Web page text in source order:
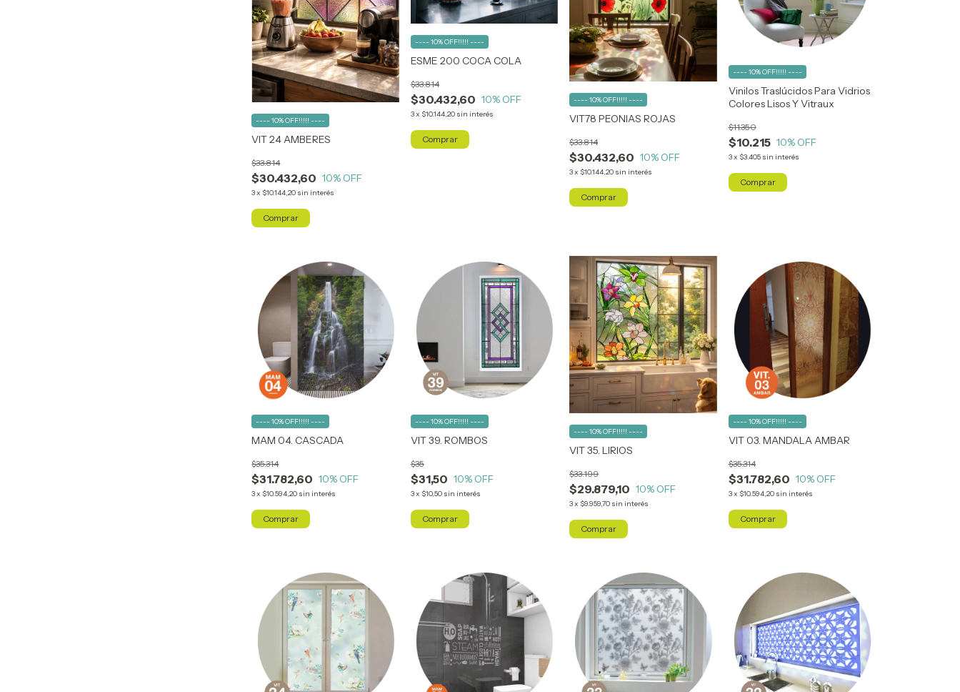
VIT 24 AMBERES
$30.432,60
$33.814
10% OFF
3x $10.144,20 sin interés
---- 10% OFF!!!!! ----
Comprar
ESME 200 COCA COLA
$30.432,60
$33.814
10% OFF
3x $10.144,20 sin interés
---- 10% OFF!!!!! ----
Comprar
VIT78 PEONIAS ROJAS
$30.432,60
$33.814
10% OFF
3x $10.144,20 sin interés
---- 10% OFF!!!!! ----
Comprar
Vinilos Traslúcidos Para Vidrios
Colores Lisos Y Vitraux
$10.215
$11.350
10% OFF
3x $3.405 sin interés
---- 10% OFF!!!!! ----
Comprar
MAM 04. CASCADA
$31.782,60
$35.314
10% OFF
3x $10.594,20 sin interés
---- 10% OFF!!!!! ----
Comprar
VIT 39. ROMBOS
$31,50
$35
10% OFF
3x $10,50 sin interés
---- 10% OFF!!!!! ----
VIT 35. LIRIOS
$29.879,10
$33.199
10% OFF
3x $9.959,70 sin interés
---- 10% OFF!!!!! ----
Comprar
VIT 03. MANDALA AMBAR
$31.782,60
$35.314
10% OFF
3x $10.594,20 sin interés
---- 10% OFF!!!!! ----
Comprar